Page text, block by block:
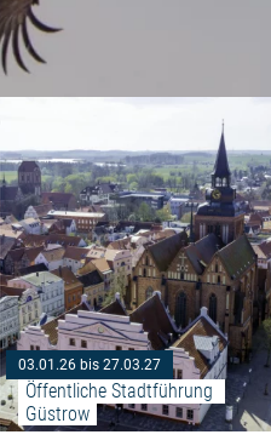
03.01.26 bis 27.03.27
Öffentliche Stadtführung
Güstrow